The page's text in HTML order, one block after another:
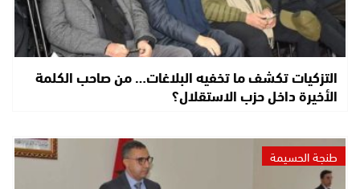
التزكيات تكشف ما تخفيه البلاغات… من صاحب الكلمة
الأخيرة داخل حزب الاستقلال؟
طنجة الحسيمة